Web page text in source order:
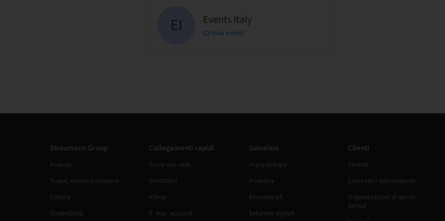
EI Events Italy
Invia e-mail
Straumann Group
Azienda
Scopo, visione e missione
Cultura
Sostenibilità
Collegamenti rapidi
Trova una sede
Contattaci
eShop
Il_mio_account
Soluzioni
Implantologia
Protesica
Biomateriali
Soluzioni digitali
Clienti
Dentisti
Laboratori odontotecnici
Organizzazioni di servizi
dentali